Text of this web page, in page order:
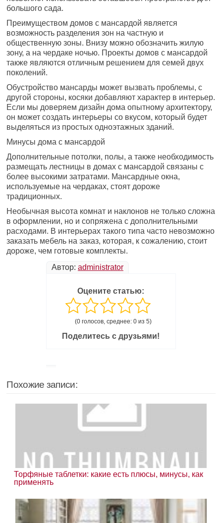
большого сада.
Преимуществом домов с мансардой является
возможность разделения зон на частную и
общественную зоны. Внизу можно обозначить жилую
зону, а на чердаке ночью. Проекты домов с мансардой
также являются отличным решением для семей двух
поколений.
Обустройство мансарды может вызвать проблемы, с
другой стороны, косяки добавляют характер в интерьер.
Если мы доверяем дизайн дома опытному архитектору,
он может создать интерьеры со вкусом, который будет
выделяться из простых одноэтажных зданий.
Минусы дома с мансардой
Дополнительные потолки, полы, а также необходимость
размещать лестницы в домах с мансардой связаны с
более высокими затратами. Мансардные окна,
используемые на чердаках, стоят дороже
традиционных.
Необычная высота комнат и наклонов не только сложна
в оформлении, но и сопряжена с дополнительными
расходами. В интерьерах такого типа часто невозможно
заказать мебель на заказ, которая, к сожалению, стоит
дороже, чем готовые комплекты.
Автор: administrator
Оцените статью:
(0 голосов, среднее: 0 из 5)
Поделитесь с друзьями!
Похожие записи:
Торфяные таблетки: какие есть плюсы, минусы, как
применять